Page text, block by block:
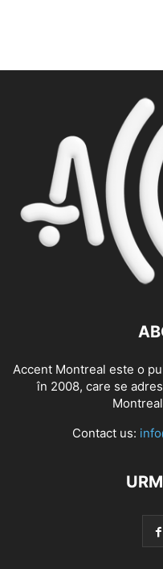
Accent Montreal este o
în 2008, care se
Contact us: